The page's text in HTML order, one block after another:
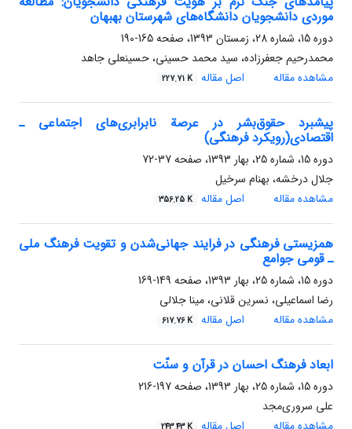
موردی دانشجویان دانشگاه‌های شهرستان بهبهان
دوره 15، شماره 28، زمستان 1393، صفحه
165-190
محمدرحیم جعفرزاده، سید محمد حسینی، حسینعلی جاهد
مشاهده مقاله
اصل مقاله 227.71 K
پیشبرد حقوق‌بشر در عرصة نابرابری‌های اجتماعی ـ
اقتصادی(رویکرد فرهنگی)
دوره 15، شماره 25، بهار 1393، صفحه
37-72
جلال درخشه، بهنام سرخیل
مشاهده مقاله
اصل مقاله 356.25 K
همزیستی فرهنگی در فرایند جهانی‌شدن و تقویت فرهنگ ملی
ـ قومی جوامع
دوره 15، شماره 25، بهار 1393، صفحه
149-169
رضا اسماعیلی، نسرین قلانی، مینا جلالی
مشاهده مقاله
اصل مقاله 617.76 K
ابعاد فرهنگ احسان در قرآن و سنّت
دوره 15، شماره 25، بهار 1393، صفحه
197-216
علی سروری‌مجد